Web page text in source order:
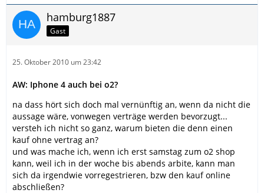
hamburg1887
Gast
25. Oktober 2010 um 23:42
AW: Iphone 4 auch bei o2?
na dass hört sich doch mal vernünftig an, wenn da nicht die
aussage wäre, vonwegen verträge werden bevorzugt...
versteh ich nicht so ganz, warum bieten die denn einen
kauf ohne vertrag an?
und was mache ich, wenn ich erst samstag zum o2 shop
kann, weil ich in der woche bis abends arbite, kann man
sich da irgendwie vorregestrieren, bzw den kauf online
abschließen?